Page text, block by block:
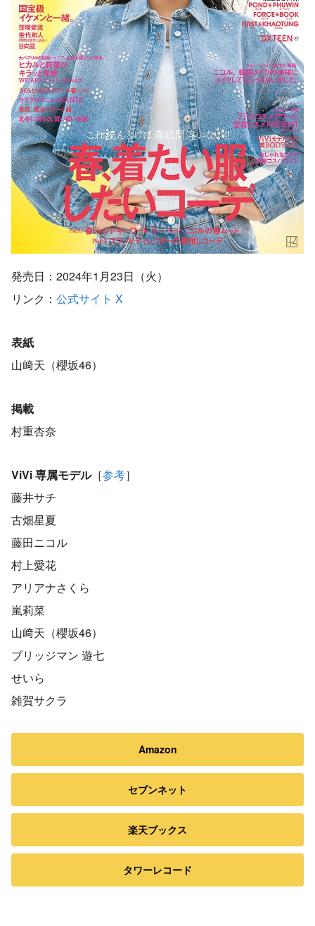
発売日：2024年1月23日（火）
リンク： 公式サイト X
表紙
山﨑天（櫻坂46）
掲載
村重杏奈
ViVi 専属モデル［参考］
藤井サチ
古畑星夏
藤田ニコル
村上愛花
アリアナさくら
嵐莉菜
山﨑天（櫻坂46）
ブリッジマン 遊七
せいら
雑賀サクラ
Amazon
セブンネット
楽天ブックス
タワーレコード